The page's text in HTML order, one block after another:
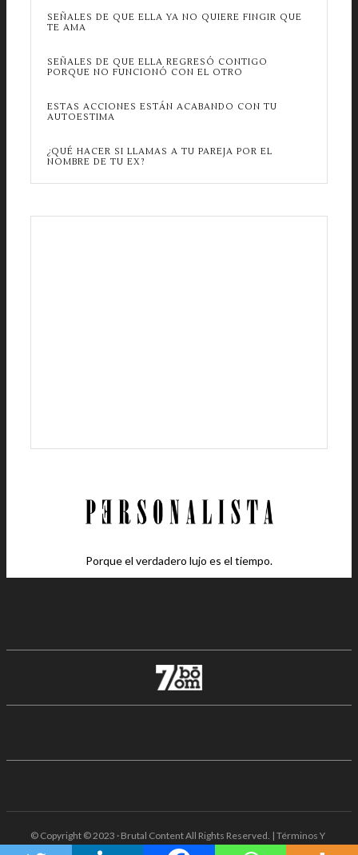
SEÑALES DE QUE ELLA YA NO QUIERE FINGIR QUE
TE AMA
SEÑALES DE QUE ELLA REGRESÓ CONTIGO
PORQUE NO FUNCIONÓ CON EL OTRO
ESTAS ACCIONES ESTÁN ACABANDO CON TU
AUTOESTIMA
¿QUÉ HACER SI LLAMAS A TU PAREJA POR EL
NOMBRE DE TU EX?
Porque el verdadero lujo es el tiempo.
© Copyright © 2023 · Brutal Content All Rights Reserved. | Términos Y
Condiciones · Aviso De Privacidad